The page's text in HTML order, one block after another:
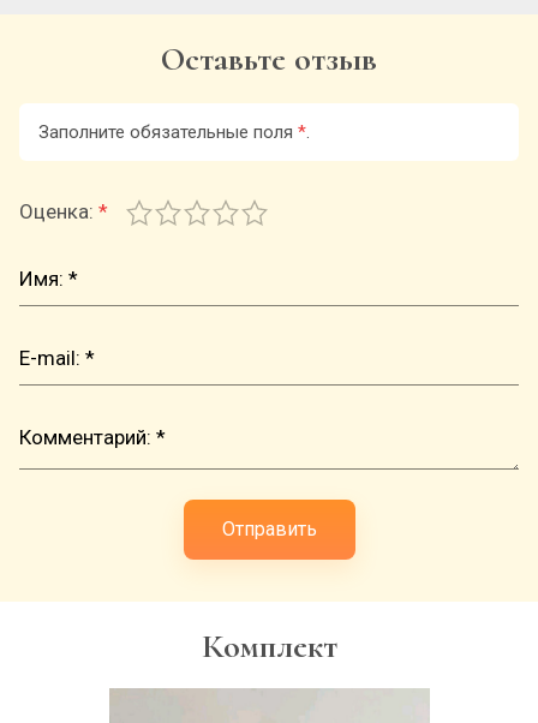
Оставьте отзыв
Заполните обязательные поля *.
Оценка: *
Отправить
Комплект